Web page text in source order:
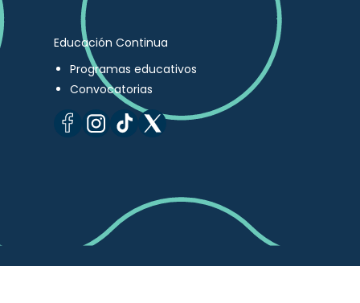
Educación Continua
Programas educativos
Convocatorias